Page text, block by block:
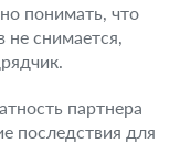
понимать, что
не снимается,
партнера
последствия для